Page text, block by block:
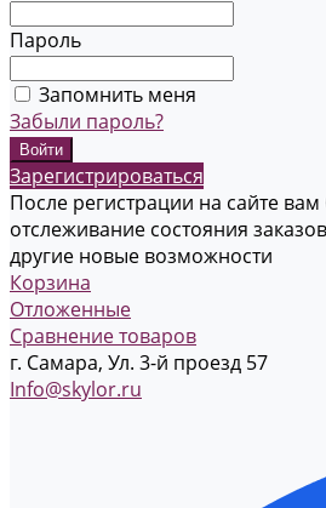
Пароль
Запомнить меня
Забыли пароль?
Зарегистрироваться
После регистрации на сайте вам
отслеживание состояния
другие новые возможности
Корзина
Отложенные
Сравнение товаров
г. Самара, Ул. 3-й проезд 57
Info@skylor.ru